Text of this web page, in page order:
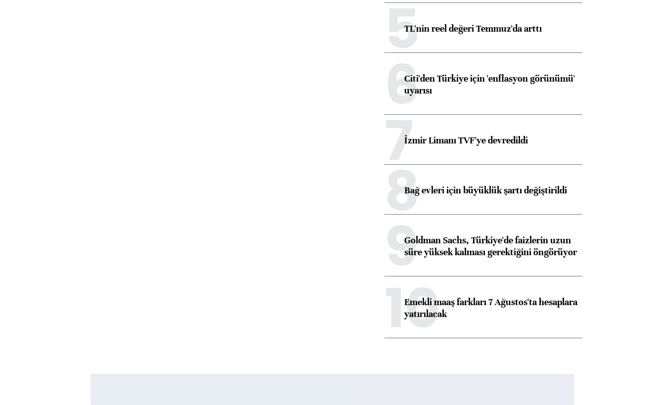
5TL'nin reel değeri Temmuz'da arttı
6Citi'den Türkiye için 'enflasyon görünümü'
uyarısı
7İzmir Limanı TVF'ye devredildi
8Bağ evleri için büyüklük şartı değiştirildi
9Goldman Sachs, Türkiye'de faizlerin uzun
süre yüksek kalması gerektiğini öngörüyor
10
Emekli maaş farkları 7 Ağustos'ta hesaplara
yatırılacak